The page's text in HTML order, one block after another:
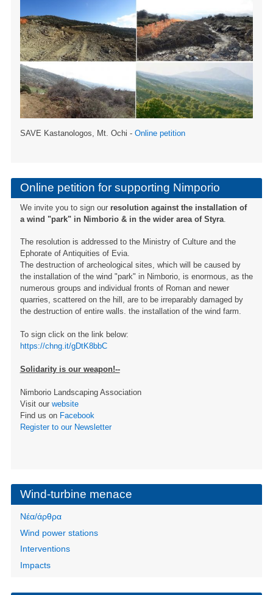
SAVE Kastanologos, Mt. Ochi - Online petition
Online petition for supporting Nimporio
We invite you to sign our resolution against the installation of
a wind "park" in Nimborio & in the wider area of ​​Styra.
The resolution is addressed to the Ministry of Culture and the
Ephorate of Antiquities of Evia.
The destruction of archeological sites, which will be caused by
the installation of the wind "park" in Nimborio, is enormous, as the
numerous groups and individual fronts of Roman and newer
quarries, scattered on the hill, are to be irreparably damaged by
the destruction of entire walls. the installation of the wind farm.
To sign click on the link below:
https://chng.it/gDtK8bbC
Solidarity is our weapon!--
Nimborio Landscaping Association
Visit our website
Find us on Facebook
Register to our Newsletter
Wind-turbine menace
Νέα/άρθρα
Wind power stations
Interventions
Impacts